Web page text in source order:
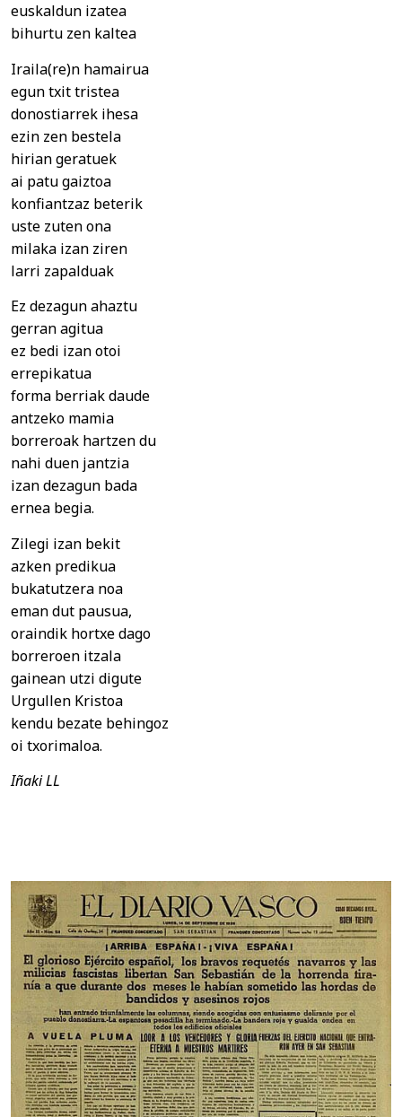
euskaldun izatea
bihurtu zen kaltea
Iraila(re)n hamairua
egun txit tristea
donostiarrek ihesa
ezin zen bestela
hirian geratuek
ai patu gaiztoa
konfiantzaz beterik
uste zuten ona
milaka izan ziren
larri zapalduak
Ez dezagun ahaztu
gerran agitua
ez bedi izan otoi
errepikatua
forma berriak daude
antzeko mamia
borreroak hartzen du
nahi duen jantzia
izan dezagun bada
ernea begia.
Zilegi izan bekit
azken predikua
bukatutzera noa
eman dut pausua,
oraindik hortxe dago
borreroen itzala
gainean utzi digute
Urgullen Kristoa
kendu bezate behingoz
oi txorimaloa.
Iñaki LL